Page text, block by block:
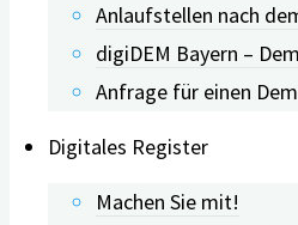
Anlaufstellen nach
digiDEM Bayern –
Anfrage für einen
Digitales Register
Machen Sie mit!